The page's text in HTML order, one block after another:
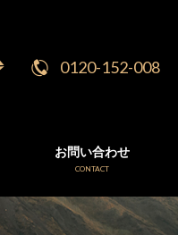
0120-152-008
お問い合わせ
CONTACT